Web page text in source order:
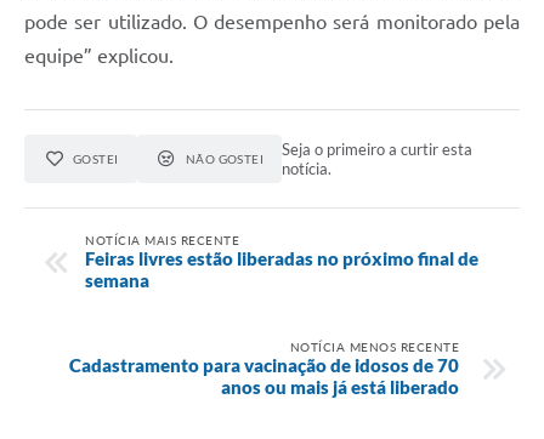
pode ser utilizado. O desempenho será monitorado pela
equipe” explicou.
GOSTEI NÃO GOSTEI
Seja o primeiro a curtir esta
notícia.
NOTÍCIA MAIS RECENTE
Feiras livres estão liberadas no próximo final de
semana
NOTÍCIA MENOS RECENTE
Cadastramento para vacinação de idosos de 70
anos ou mais já está liberado